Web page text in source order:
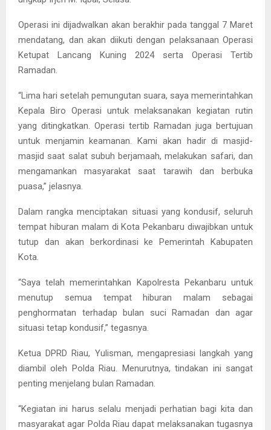
Operasi ini dijadwalkan akan berakhir pada tanggal 7 Maret
mendatang, dan akan diikuti dengan pelaksanaan Operasi
Ketupat Lancang Kuning 2024 serta Operasi Tertib
Ramadan.
“Lima hari setelah pemungutan suara, saya memerintahkan
Kepala Biro Operasi untuk melaksanakan kegiatan rutin
yang ditingkatkan. Operasi tertib Ramadan juga bertujuan
untuk menjamin keamanan. Kami akan hadir di masjid-
masjid saat salat subuh berjamaah, melakukan safari, dan
mengamankan masyarakat saat tarawih dan berbuka
puasa,” jelasnya.
Dalam rangka menciptakan situasi yang kondusif, seluruh
tempat hiburan malam di Kota Pekanbaru diwajibkan untuk
tutup dan akan berkordinasi ke Pemerintah Kabupaten
Kota.
“Saya telah memerintahkan Kapolresta Pekanbaru untuk
menutup semua tempat hiburan malam sebagai
penghormatan terhadap bulan suci Ramadan dan agar
situasi tetap kondusif,” tegasnya.
Ketua DPRD Riau, Yulisman, mengapresiasi langkah yang
diambil oleh Polda Riau. Menurutnya, tindakan ini sangat
penting menjelang bulan Ramadan.
“Kegiatan ini harus selalu menjadi perhatian bagi kita dan
masyarakat agar Polda Riau dapat melaksanakan tugasnya